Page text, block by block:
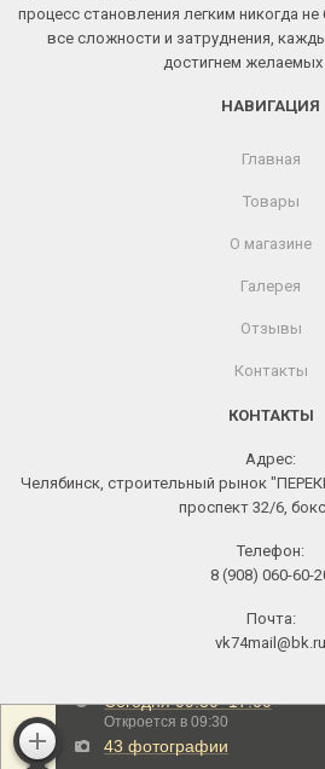
процесс становления легким никогда
все сложности и затруднения,
достигнем
НАВИГАЦИЯ
Главная
Товары
О магазине
Галерея
Отзывы
Контакты
КОНТАКТЫ
Адрес:
Челябинск, строительный рынок
проспект 32/6,
Телефон:
8 (908) 060-60-
Почта:
vk74mail@bk.ru